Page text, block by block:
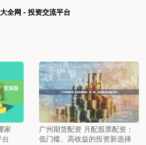
全网 - 投资交流平台
家
广州期货配资 月配股票配资：
低门槛、高收益的投资新选择